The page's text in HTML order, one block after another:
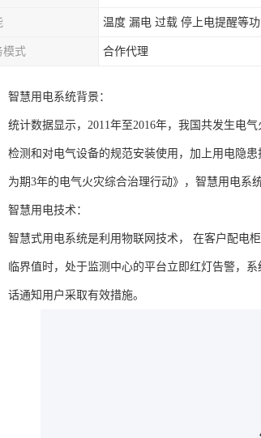
温度 漏电 过载 停上电提醒等
模式 合作代理
智慧用电系统背景：
统计数据显示，2011年至2016年，我国共发生电
检测和对电气设备的规范安装使用，加上用电隐
为期3年的电气火灾综合治理行动》，智慧用电系
智慧用电技术：
智慧式用电系统是利用物联网技术， 在客户配电
临界值时，处于监测中心的平台立即红灯告警，
话通知用户采取有效措施。